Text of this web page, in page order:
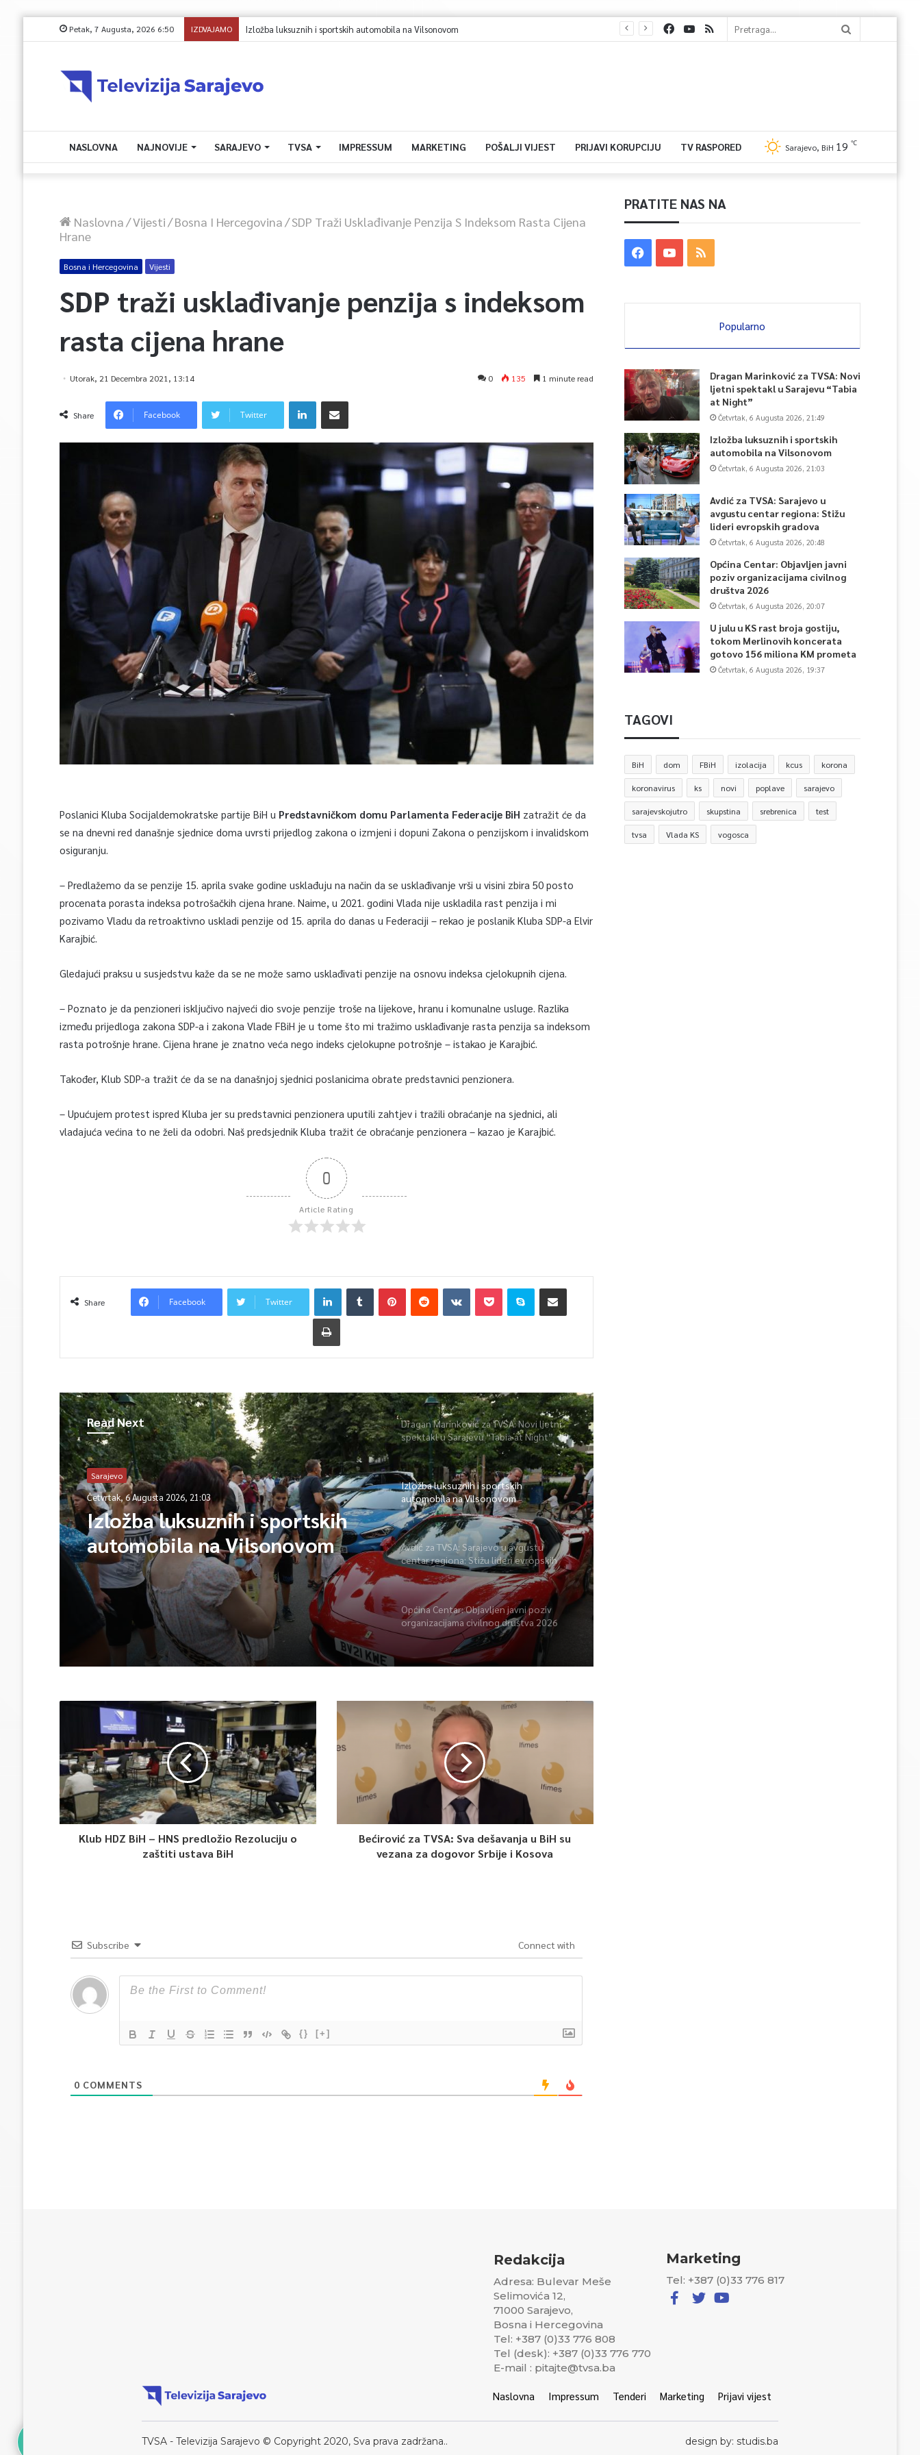
Petak, 7 Augusta, 2026 6:50 IZDVAJAMO Izložba luksuznih i sportskih automobila na Vilsonovom
NASLOVNA NAJNOVIJE SARAJEVO TVSA IMPRESSUM MARKETING POŠALJI VIJEST PRIJAVI KORUPCIJU TV RASPORED Sarajevo, BiH 19 ℃
Naslovna/Vijesti/Bosna I Hercegovina/SDP Traži Usklađivanje Penzija S Indeksom Rasta Cijena
Hrane
Bosna i Hercegovina Vijesti
SDP traži usklađivanje penzija s indeksom
rasta cijena hrane
Utorak, 21 Decembra 2021, 13:14 0 135 1 minute read
Share Facebook Twitter
Poslanici Kluba Socijaldemokratske partije BiH u Predstavničkom domu Parlamenta Federacije BiH zatražit će da
se na dnevni red današnje sjednice doma uvrsti prijedlog zakona o izmjeni i dopuni Zakona o penzijskom i invalidskom
osiguranju.
– Predlažemo da se penzije 15. aprila svake godine usklađuju na način da se usklađivanje vrši u visini zbira 50 posto
procenata porasta indeksa potrošačkih cijena hrane. Naime, u 2021. godini Vlada nije uskladila rast penzija i mi
pozivamo Vladu da retroaktivno uskladi penzije od 15. aprila do danas u Federaciji – rekao je poslanik Kluba SDP-a Elvir
Karajbić.
Gledajući praksu u susjedstvu kaže da se ne može samo usklađivati penzije na osnovu indeksa cjelokupnih cijena.
– Poznato je da penzioneri isključivo najveći dio svoje penzije troše na lijekove, hranu i komunalne usluge. Razlika
između prijedloga zakona SDP-a i zakona Vlade FBiH je u tome što mi tražimo usklađivanje rasta penzija sa indeksom
rasta potrošnje hrane. Cijena hrane je znatno veća nego indeks cjelokupne potrošnje – istakao je Karajbić.
Također, Klub SDP-a tražit će da se na današnjoj sjednici poslanicima obrate predstavnici penzionera.
– Upućujem protest ispred Kluba jer su predstavnici penzionera uputili zahtjev i tražili obraćanje na sjednici, ali
vladajuća većina to ne želi da odobri. Naš predsjednik Kluba tražit će obraćanje penzionera – kazao je Karajbić.
0
Article Rating
Share Facebook Twitter
Read Next
Sarajevo
Četvrtak, 6 Augusta 2026, 21:03
Izložba luksuznih i sportskih
automobila na Vilsonovom
Dragan Marinković za TVSA: Novi ljetni
spektakl u Sarajevu “Tabia at Night”
Izložba luksuznih i sportskih
automobila na Vilsonovom
Avdić za TVSA: Sarajevo u avgustu
centar regiona: Stižu lideri evropskih
gradova
Općina Centar: Objavljen javni poziv
organizacijama civilnog društva 2026
Klub HDZ BiH – HNS predložio Rezoluciju o
zaštiti ustava BiH
Bećirović za TVSA: Sva dešavanja u BiH su
vezana za dogovor Srbije i Kosova
Subscribe Connect with
{} [+]
0 COMMENTS
PRATITE NAS NA
Popularno
Dragan Marinković za TVSA: Novi
ljetni spektakl u Sarajevu “Tabia
at Night”
Četvrtak, 6 Augusta 2026, 21:49
Izložba luksuznih i sportskih
automobila na Vilsonovom
Četvrtak, 6 Augusta 2026, 21:03
Avdić za TVSA: Sarajevo u
avgustu centar regiona: Stižu
lideri evropskih gradova
Četvrtak, 6 Augusta 2026, 20:48
Općina Centar: Objavljen javni
poziv organizacijama civilnog
društva 2026
Četvrtak, 6 Augusta 2026, 20:07
U julu u KS rast broja gostiju,
tokom Merlinovih koncerata
gotovo 156 miliona KM prometa
Četvrtak, 6 Augusta 2026, 19:37
TAGOVI
BiH dom FBiH izolacija kcus korona
koronavirus ks novi poplave sarajevo
sarajevskojutro skupstina srebrenica test
tvsa Vlada KS vogosca
Redakcija
Adresa: Bulevar Meše
Selimovića 12,
71000 Sarajevo,
Bosna i Hercegovina
Tel: +387 (0)33 776 808
Tel (desk): +387 (0)33 776 770
E-mail : pitajte@tvsa.ba
Marketing
Tel: +387 (0)33 776 817
Naslovna Impressum Tenderi Marketing Prijavi vijest
TVSA - Televizija Sarajevo © Copyright 2020, Sva prava zadržana.. design by: studis.ba